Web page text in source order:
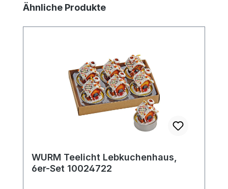
Produktgalerie überspringen
Ähnliche Produkte
WURM Teelicht Lebkuchenhaus,
6er-Set 10024722